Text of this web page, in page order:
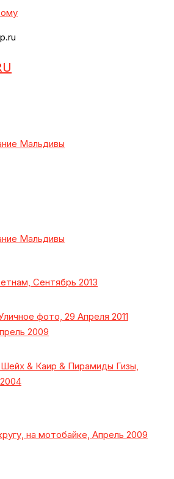
Мальдивы
Мальдивы
Сентябрь 2013
фото, 29 Апреля 2011
2009
& Каир & Пирамиды Гизы,
на мотобайке, Апрель 2009